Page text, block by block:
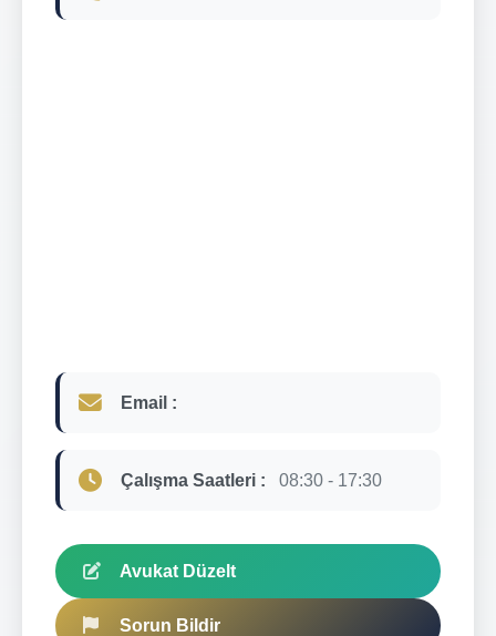
Email :
Çalışma Saatleri : 08:30 - 17:30
Avukat Düzelt
Sorun Bildir